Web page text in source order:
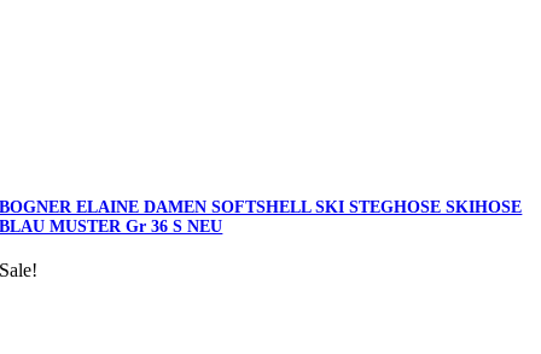
BOGNER ELAINE DAMEN SOFTSHELL SKI STEGHOSE SKIHOSE
BLAU MUSTER Gr 36 S NEU
Sale!